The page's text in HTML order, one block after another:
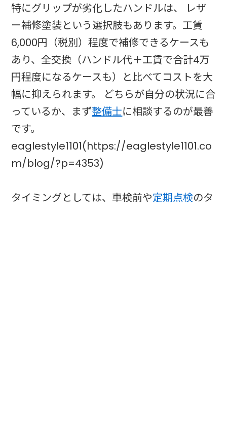
特にグリップが劣化したハンドルは、 レザ
ー補修塗装という選択肢もあります。工賃
6,000円（税別）程度で補修できるケースも
あり、全交換（ハンドル代＋工賃で合計4万
円程度になるケースも）と比べてコストを大
幅に抑えられます。 どちらが自分の状況に合
っているか、まず整備士に相談するのが最善
です。
eaglestyle1101(https://eaglestyle1101.co
m/blog/?p=4353)
タイミングとしては、車検前や定期点検のタ